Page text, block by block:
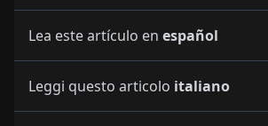
Lea este artículo en español
Leggi questo articolo italiano